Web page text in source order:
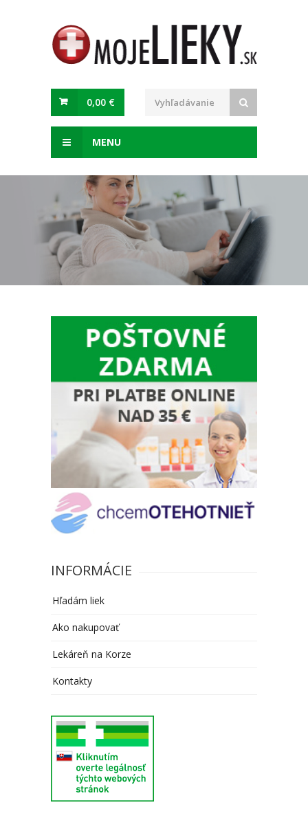
0,00 €
MENU
INFORMÁCIE
Hľadám liek
Ako nakupovať
Lekáreň na Korze
Kontakty